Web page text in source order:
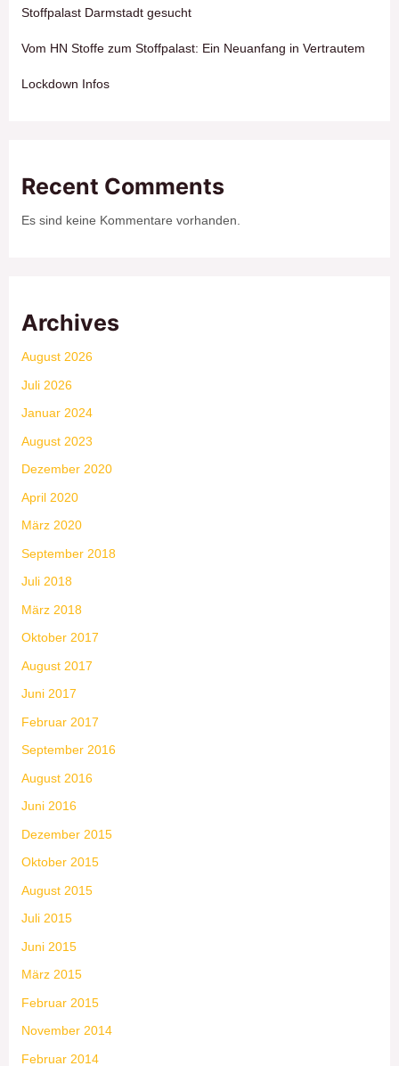
Stoffpalast Darmstadt gesucht
Vom HN Stoffe zum Stoffpalast: Ein Neuanfang in Vertrautem
Lockdown Infos
Recent Comments
Es sind keine Kommentare vorhanden.
Archives
August 2026
Juli 2026
Januar 2024
August 2023
Dezember 2020
April 2020
März 2020
September 2018
Juli 2018
März 2018
Oktober 2017
August 2017
Juni 2017
Februar 2017
September 2016
August 2016
Juni 2016
Dezember 2015
Oktober 2015
August 2015
Juli 2015
Juni 2015
März 2015
Februar 2015
November 2014
Februar 2014